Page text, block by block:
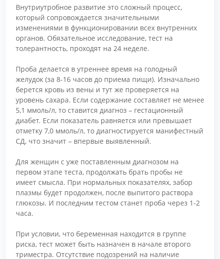
Внутриутробное развитие это сложный процесс,
который сопровождается значительными
изменениями в функционировании всех внутренних
органов. Обязательное исследование, тест на
толерантность, проходят на 24 неделе.
Проба делается в утреннее время на голодный
желудок (за 8-16 часов до приема пищи). Изначально
берется кровь из вены и тут же проверяется на
уровень сахара. Если содержание составляет не менее
5,1 ммоль/л, то ставится диагноз – гестационный
диабет. Если показатель равняется или превышает
отметку 7,0 ммоль/л, то диагностируется манифестный
СД, что значит – впервые выявленный.
Для женщин с уже поставленным диагнозом на
первом этапе теста, продолжать брать пробы не
имеет смысла. При нормальных показателях, забор
плазмы будет продолжен, после выпитого раствора
глюкозы. И последним тестом станет проба через 1-2
часа.
При условии, что беременная находится в группе
риска, тест может быть назначен в начале второго
триместра. Отсутствие подозрений на наличие